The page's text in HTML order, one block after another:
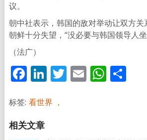
议。
朝中社表示，韩国的敌对举动让双方关
朝鲜十分失望，“没必要与韩国领导人坐
（法广）
Facebook
LinkedIn
Twitter
Email分
标签: 看世界 ，